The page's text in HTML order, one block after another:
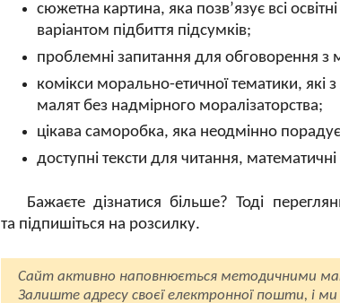
сюжетна картина, яка позв’язує всі
варіантом підбиття підсумків;
проблемні запитання для обговорення з
комікси морально-етичної тематики, які
малят без надмірного моралізаторства;
цікава саморобка, яка неодмінно порадує
доступні тексти для читання,
Бажаєте дізнатися більше? Тоді
та підпишіться на розсилку.
Сайт активно наповнюється методичними
Залиште адресу своєї електронної пошти, і